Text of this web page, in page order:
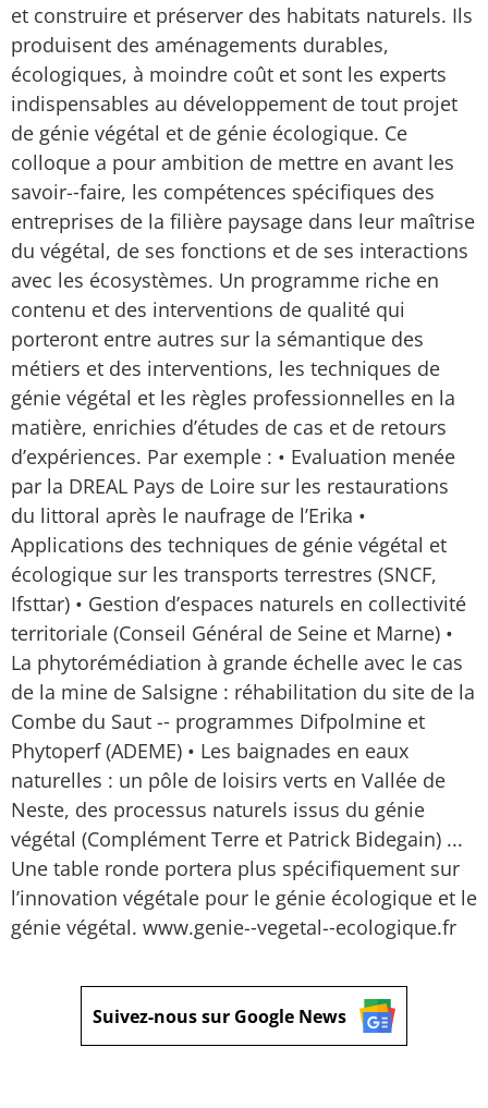
et construire et préserver des habitats naturels. Ils
produisent des aménagements durables,
écologiques, à moindre coût et sont les experts
indispensables au développement de tout projet
de génie végétal et de génie écologique. Ce
colloque a pour ambition de mettre en avant les
savoir-­‐faire, les compétences spécifiques des
entreprises de la filière paysage dans leur maîtrise
du végétal, de ses fonctions et de ses interactions
avec les écosystèmes. Un programme riche en
contenu et des interventions de qualité qui
porteront entre autres sur la sémantique des
métiers et des interventions, les techniques de
génie végétal et les règles professionnelles en la
matière, enrichies d’études de cas et de retours
d’expériences. Par exemple : • Evaluation menée
par la DREAL Pays de Loire sur les restaurations
du littoral après le naufrage de l’Erika •
Applications des techniques de génie végétal et
écologique sur les transports terrestres (SNCF,
Ifsttar) • Gestion d’espaces naturels en collectivité
territoriale (Conseil Général de Seine et Marne) •
La phytorémédiation à grande échelle avec le cas
de la mine de Salsigne : réhabilitation du site de la
Combe du Saut -­‐ programmes Difpolmine et
Phytoperf (ADEME) • Les baignades en eaux
naturelles : un pôle de loisirs verts en Vallée de
Neste, des processus naturels issus du génie
végétal (Complément Terre et Patrick Bidegain) ...
Une table ronde portera plus spécifiquement sur
l’innovation végétale pour le génie écologique et le
génie végétal. www.genie-­‐vegetal-­‐ecologique.fr
Suivez-nous sur Google News